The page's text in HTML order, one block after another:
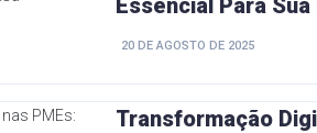
Essencial Para
20 DE AGOSTO DE 2025
Transformação